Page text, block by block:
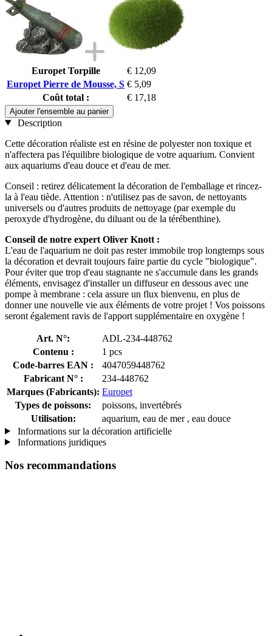
Europet Torpille
€ 12,09
Europet Pierre de Mousse, S € 5,09
Coût total :
€ 17,18
Ajouter l'ensemble au panier
Description
Cette décoration réaliste est en résine de polyester non toxique et
n'affectera pas l'équilibre biologique de votre aquarium. Convient
aux aquariums d'eau douce et d'eau de mer.
Conseil : retirez délicatement la décoration de l'emballage et rincez-
la à l'eau tiède. Attention : n'utilisez pas de savon, de nettoyants
universels ou d'autres produits de nettoyage (par exemple du
peroxyde d'hydrogène, du diluant ou de la térébenthine).
Conseil de notre expert Oliver Knott :
L'eau de l'aquarium ne doit pas rester immobile trop longtemps sous
la décoration et devrait toujours faire partie du cycle "biologique".
Pour éviter que trop d'eau stagnante ne s'accumule dans les grands
éléments, envisagez d'installer un diffuseur en dessous avec une
pompe à membrane : cela assure un flux bienvenu, en plus de
donner une nouvelle vie aux éléments de votre projet ! Vos poissons
seront également ravis de l'apport supplémentaire en oxygène !
Art. N°:
ADL-234-448762
Contenu :
1 pcs
Code-barres EAN :
4047059448762
Fabricant N° :
234-448762
Marques (Fabricants): Europet
Types de poissons:
poissons, invertébrés
Utilisation:
aquarium, eau de mer , eau douce
Informations sur la décoration artificielle
Informations juridiques
Nos recommandations